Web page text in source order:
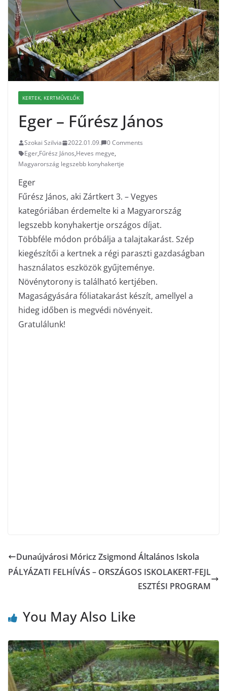
KERTEK, KERTMŰVELŐK
Eger – Fűrész János
Szokai Szilvia 2022.01.09.
0 Comments
Eger,Fűrész János,Heves megye,
Magyarország legszebb konyhakertje
Eger
Fűrész János, aki Zártkert 3. – Vegyes
kategóriában érdemelte ki a Magyarország
legszebb konyhakertje országos díjat.
Többféle módon próbálja a talajtakarást. Szép
kiegészítői a kertnek a régi paraszti gazdaságban
használatos eszközök gyűjteménye.
Növénytorony is található kertjében.
Magaságyására fóliatakarást készít, amellyel a
hideg időben is megvédi növényeit.
Gratulálunk!
Dunaújvárosi Móricz Zsigmond Általános Iskola
PÁLYÁZATI FELHÍVÁS – ORSZÁGOS ISKOLAKERT-FEJL
ESZTÉSI PROGRAM
You May Also Like